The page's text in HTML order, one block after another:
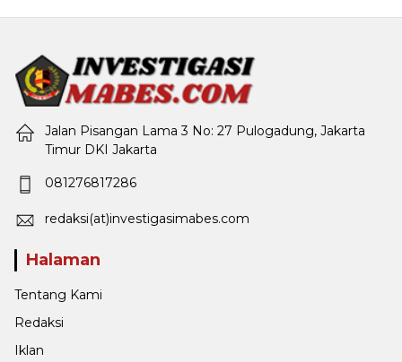
Jalan Pisangan Lama 3 No: 27 Pulogadung, Jakarta
Timur DKI Jakarta
081276817286
redaksi(at)investigasimabes.com
Halaman
Tentang Kami
Redaksi
Iklan